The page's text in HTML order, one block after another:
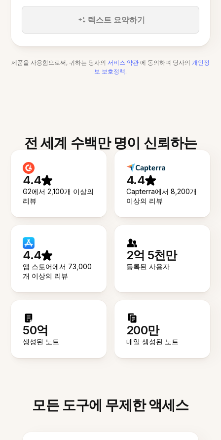
텍스트 요약하기
제품을 사용함으로써, 귀하는 당사의 서비스 약관 에 동의하며 당사의 개인정
보 보호정책.
전 세계 수백만 명이 신뢰하는
4.4
G2에서 2,100개 이상의
리뷰
4.4
Capterra에서 8,200개
이상의 리뷰
4.4
앱 스토어에서 73,000
개 이상의 리뷰
2억 5천만
등록된 사용자
50억
생성된 노트
200만
매일 생성된 노트
모든 도구에 무제한 액세스